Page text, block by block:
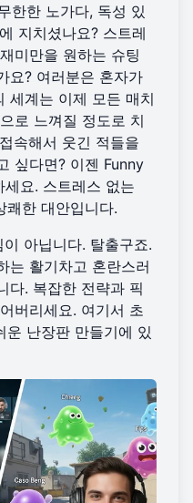
한한 노가다, 독성 있
지치셨나요? 스트레
미만을 원하는 슈팅
요? 여러분은 혼자가
세계는 이제 모든 매치
로 느껴질 정도로 치
속해서 웃긴 적들을
싶다면? 이젠 Funny
세요. 스트레스 없는
쾌한 대안입니다.
아닙니다. 탈출구죠.
는 활기차고 혼란스러
다. 복잡한 전략과 픽
버리세요. 여기서 초
운 난장판 만들기에 있